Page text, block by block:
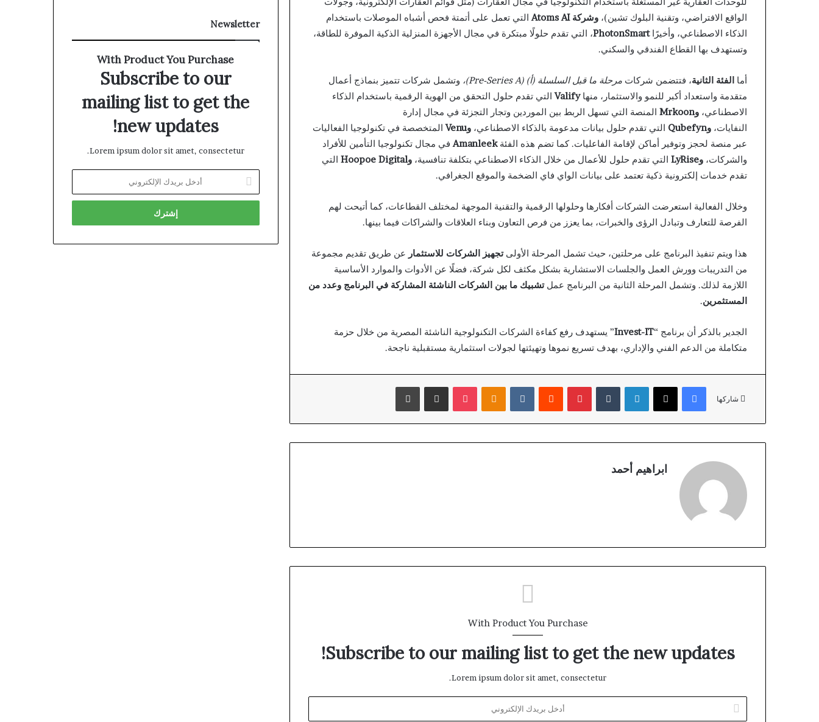
الواقع الافتراضي، وتقنية البلوك تشين)، وشركة Atoms AIالتي تعمل على أتمتة فحص أشباه الموصلات باستخدام
الذكاء الاصطناعي، وأخيرًاPhotonSmart، التي تقدم حلولًا مبتكرة في مجال الأجهزة المنزلية الذكية الموفرة للطاقة،
وتستهدف بها القطاع الفندقي والسكني.
أما الفئة الثانية، فتتضمن شركات مرحلة ما قبل السلسلة (أ) (Pre-Series A)، وتشمل شركات تتميز بنماذج أعمال
متقدمة واستعداد أكبر للنمو والاستثمار، منهاValifyالتي تقدم حلول التحقق من الهوية الرقمية باستخدام الذكاء
الاصطناعي، وMrkoon المنصة التي تسهل الربط بين الموردين وتجار التجزئة في مجال إدارة
النفايات، وQubefyn التي تقدم حلول بيانات مدعومة بالذكاء الاصطناعي، وVenuالمتخصصة في تكنولوجيا الفعاليات
عبر منصة لحجز وتوفير أماكن لإقامة الفاعليات. كما تضم هذه الفئةAmanleekفي مجال تكنولوجيا التأمين للأفراد
والشركات، وLyRise التي تقدم حلول للأعمال من خلال الذكاء الاصطناعي بتكلفة تنافسية، وHoopoe Digital التي
تقدم خدمات إلكترونية ذكية تعتمد على بيانات الواي فاي الضخمة والموقع الجغرافي.
وخلال الفعالية استعرضت الشركات أفكارها وحلولها الرقمية والتقنية الموجهة لمختلف القطاعات، كما أتيحت لهم
الفرصة للتعارف وتبادل الرؤى والخبرات، بما يعزز من فرص التعاون وبناء العلاقات والشراكات فيما بينها.
هذا ويتم تنفيذ البرنامج على مرحلتين، حيث تشمل المرحلة الأولىتجهيز الشركات للاستثمار عن طريق تقديم مجموعة
من التدريبات وورش العمل والجلسات الاستشارية بشكل مكثف لكل شركة، فضلًا عن الأدوات والموارد الأساسية
اللازمة لذلك. وتشمل المرحلة الثانية من البرنامج عملتشبيك ما بين الشركات الناشئة المشاركة في البرنامج وعدد من
المستثمرين.
الجدير بالذكر أن برنامج “Invest-IT” يستهدف رفع كفاءة الشركات التكنولوجية الناشئة المصرية من خلال حزمة
متكاملة من الدعم الفني والإداري، بهدف تسريع نموها وتهيئتها لجولات استثمارية مستقبلية ناجحة.
شاركها
فيسبوكX لينكدإن بينتيريست Odnoklassniki
بوكيت مشاركة عبر البريد طباعة
ابراهيم أحمد
With Product You Purchase
Subscribe to our mailing list to get the new updates!
Lorem ipsum dolor sit amet, consectetur.
أدخل
بريدك
Newsletter
With Product You Purchase
Subscribe to our
mailing list to get the
new updates!
Lorem ipsum dolor sit amet, consectetur.
بريدك
الإلكتروني